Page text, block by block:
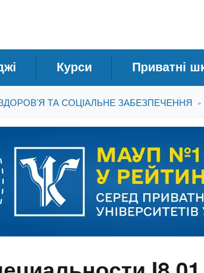
Курси Приватні
ТА СОЦІАЛЬНЕ ЗАБЕЗПЕЧЕННЯ »